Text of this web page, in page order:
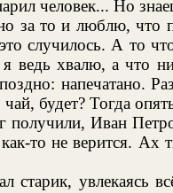
человек... Но
за то и люблю, что
случилось. А то
ведь хвалю, а что
напечатано.
будет? Тогда
получили, Иван
то не верится. Ах
увлекаясь